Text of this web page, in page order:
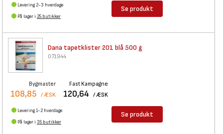
Levering 2-3 hverdage
På lager i 25 butikker
Se produkt
Dana tapetklister 201 blå 500 g
071944
Bygmaster
108,85 / ÆSK
Fast Kampagne
120,64 / ÆSK
Levering 1-2 hverdage
På lager i 35 butikker
Se produkt